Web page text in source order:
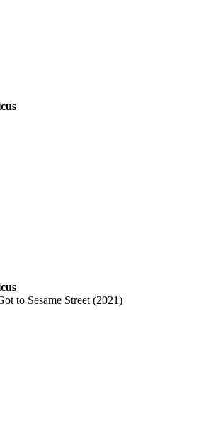
to Sesame Street (2021)